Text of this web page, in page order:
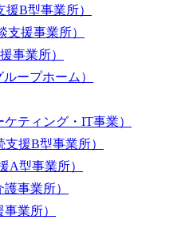
援B型事業所）
支援事業所）
事業所）
ループホーム）
ケティング・IT事業）
支援B型事業所）
A型事業所）
護事業所）
業所）